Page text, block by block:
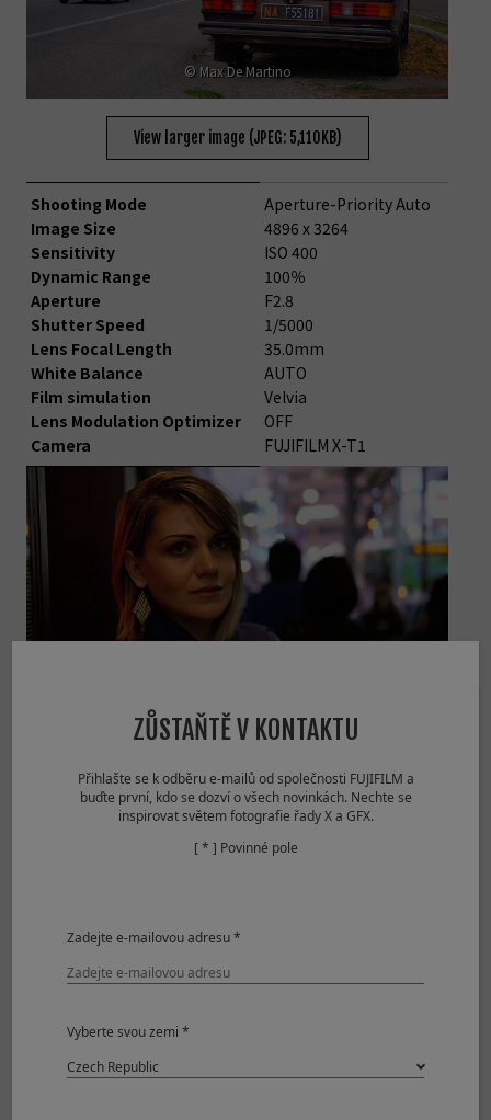
© Max De Martino
View larger image (JPEG: 5,110KB)
Shooting Mode
Image Size
Sensitivity
Dynamic Range
Aperture
Shutter Speed
Lens Focal Length
White Balance
Film simulation
Lens Modulation Optimizer
Camera
Aperture-Priority Auto
4896 x 3264
ISO 400
100％
F2.8
1/5000
35.0mm
AUTO
Velvia
OFF
FUJIFILM X-T1
© John Rourke
View larger image (JPEG: 3,844KB)
Aperture
Shutter Speed
White Balance
Film simulation
Lens Modulation Optimizer
Shutter-Priority Auto
ZŮSTAŇTĚ V KONTAKTU
Přihlašte se k odběru e-mailů od společnosti FUJIFILM a
buďte první, kdo se dozví o všech novinkách. Nechte se
inspirovat světem fotografie řady X a GFX.
[ * ] Povinné pole
Zadejte e-mailovou adresu *
Vyberte svou zemi *